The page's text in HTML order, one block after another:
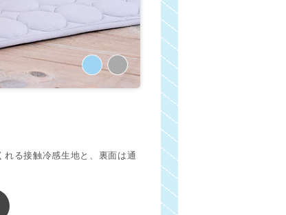
れる接触冷感生地と、裏面は通